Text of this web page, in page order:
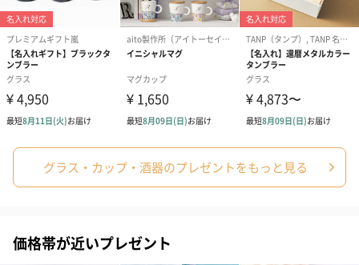
生花
生花のブーケを同梱します。
※9-15時にご注文いただく場合、最短のお届け可能日が通常より
も1日遅くなります。
わり）（1,880円）
ーン）（1,650円）
グラス・カップ・酒器のプレゼントをもっと見る
価格帯が近いプレゼント